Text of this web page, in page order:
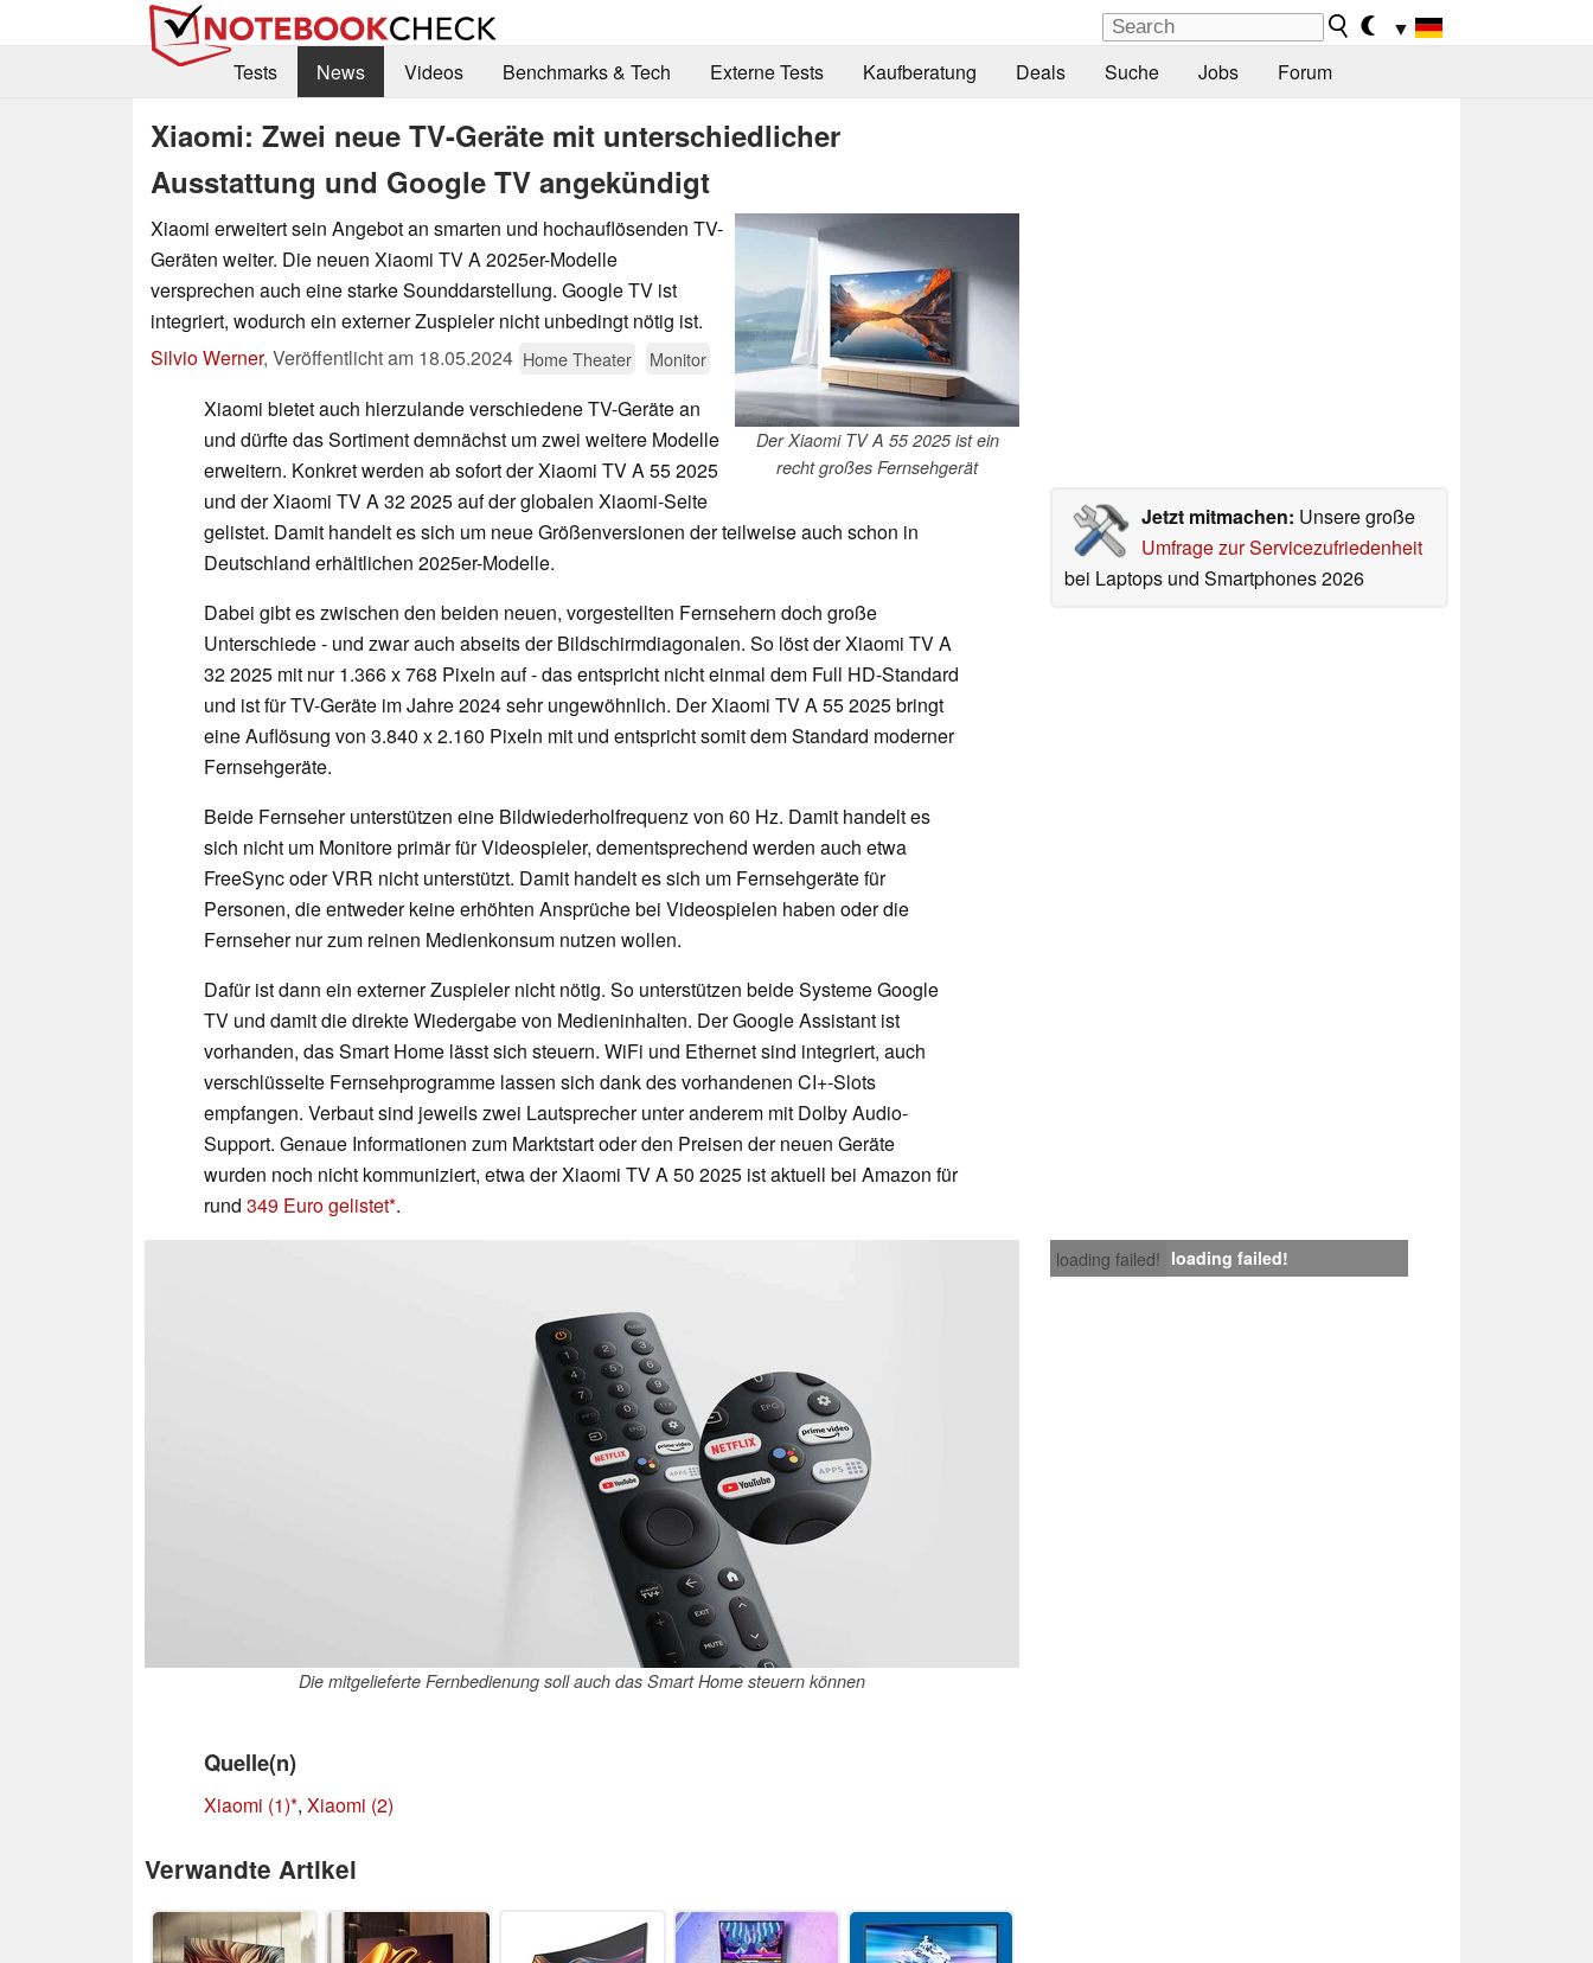
▼
Tests
News Videos Benchmarks & Tech Externe Tests Kaufberatung Deals Suche Jobs Forum
Xiaomi: Zwei neue TV-Geräte mit unterschiedlicher
Ausstattung und Google TV angekündigt
Der Xiaomi TV A 55 2025 ist ein
recht großes Fernsehgerät
Xiaomi erweitert sein Angebot an smarten und hochauflösenden TV-
Geräten weiter. Die neuen Xiaomi TV A 2025er-Modelle
versprechen auch eine starke Sounddarstellung. Google TV ist
integriert, wodurch ein externer Zuspieler nicht unbedingt nötig ist.
Silvio Werner, Veröffentlicht am 18.05.2024 Home Theater Monitor
Jetzt mitmachen: Unsere große
Umfrage zur Servicezufriedenheit
bei Laptops und Smartphones 2026
Xiaomi bietet auch hierzulande verschiedene TV-Geräte an
und dürfte das Sortiment demnächst um zwei weitere Modelle
erweitern. Konkret werden ab sofort der Xiaomi TV A 55 2025
und der Xiaomi TV A 32 2025 auf der globalen Xiaomi-Seite
gelistet. Damit handelt es sich um neue Größenversionen der teilweise auch schon in
Deutschland erhältlichen 2025er-Modelle.
Dabei gibt es zwischen den beiden neuen, vorgestellten Fernsehern doch große
Unterschiede - und zwar auch abseits der Bildschirmdiagonalen. So löst der Xiaomi TV A
32 2025 mit nur 1.366 x 768 Pixeln auf - das entspricht nicht einmal dem Full HD-Standard
und ist für TV-Geräte im Jahre 2024 sehr ungewöhnlich. Der Xiaomi TV A 55 2025 bringt
eine Auflösung von 3.840 x 2.160 Pixeln mit und entspricht somit dem Standard moderner
Fernsehgeräte.
Beide Fernseher unterstützen eine Bildwiederholfrequenz von 60 Hz. Damit handelt es
sich nicht um Monitore primär für Videospieler, dementsprechend werden auch etwa
FreeSync oder VRR nicht unterstützt. Damit handelt es sich um Fernsehgeräte für
Personen, die entweder keine erhöhten Ansprüche bei Videospielen haben oder die
Fernseher nur zum reinen Medienkonsum nutzen wollen.
Dafür ist dann ein externer Zuspieler nicht nötig. So unterstützen beide Systeme Google
TV und damit die direkte Wiedergabe von Medieninhalten. Der Google Assistant ist
vorhanden, das Smart Home lässt sich steuern. WiFi und Ethernet sind integriert, auch
verschlüsselte Fernsehprogramme lassen sich dank des vorhandenen CI+-Slots
empfangen. Verbaut sind jeweils zwei Lautsprecher unter anderem mit Dolby Audio-
Support. Genaue Informationen zum Marktstart oder den Preisen der neuen Geräte
wurden noch nicht kommuniziert, etwa der Xiaomi TV A 50 2025 ist aktuell bei Amazon für
rund 349 Euro gelistet .
loading failed! loading failed!
Die mitgelieferte Fernbedienung soll auch das Smart Home steuern können
Quelle(n)
Xiaomi (1) , Xiaomi (2)
Verwandte Artikel